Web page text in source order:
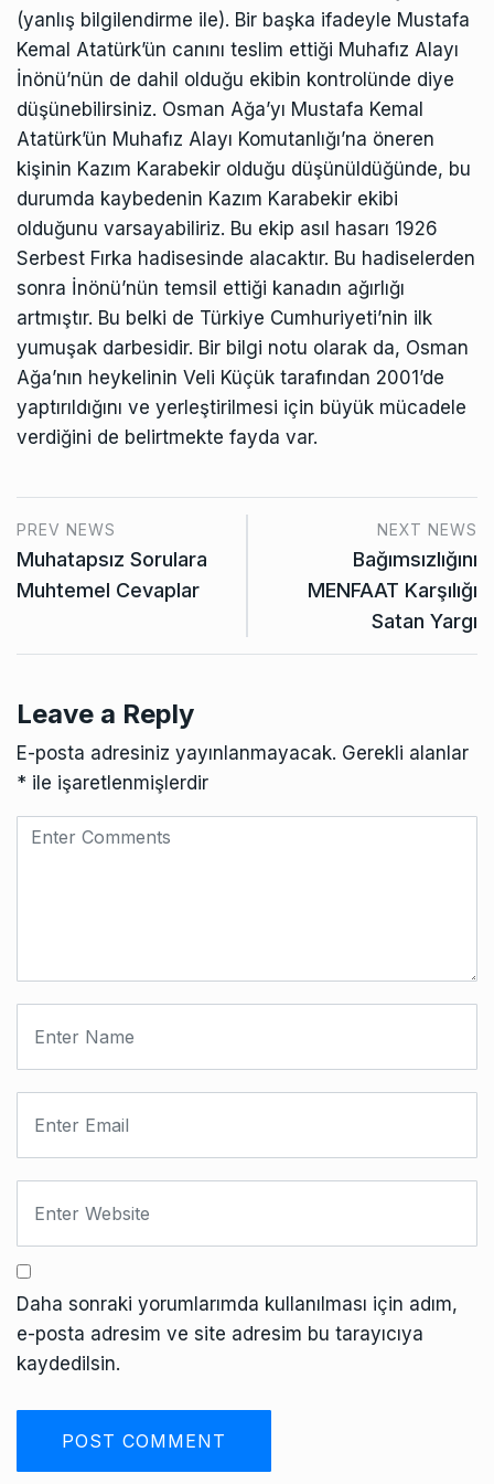
(yanlış bilgilendirme ile). Bir başka ifadeyle Mustafa
Kemal Atatürk’ün canını teslim ettiği Muhafız Alayı
İnönü’nün de dahil olduğu ekibin kontrolünde diye
düşünebilirsiniz. Osman Ağa’yı Mustafa Kemal
Atatürk’ün Muhafız Alayı Komutanlığı’na öneren
kişinin Kazım Karabekir olduğu düşünüldüğünde, bu
durumda kaybedenin Kazım Karabekir ekibi
olduğunu varsayabiliriz. Bu ekip asıl hasarı 1926
Serbest Fırka hadisesinde alacaktır. Bu hadiselerden
sonra İnönü’nün temsil ettiği kanadın ağırlığı
artmıştır. Bu belki de Türkiye Cumhuriyeti’nin ilk
yumuşak darbesidir. Bir bilgi notu olarak da, Osman
Ağa’nın heykelinin Veli Küçük tarafından 2001’de
yaptırıldığını ve yerleştirilmesi için büyük mücadele
verdiğini de belirtmekte fayda var.
PREV NEWS
Muhatapsız Sorulara
Muhtemel Cevaplar
NEXT NEWS
Bağımsızlığını
MENFAAT Karşılığı
Satan Yargı
Leave a Reply
E-posta adresiniz yayınlanmayacak. Gerekli alanlar
* ile işaretlenmişlerdir
Daha sonraki yorumlarımda kullanılması için adım,
e-posta adresim ve site adresim bu tarayıcıya
kaydedilsin.